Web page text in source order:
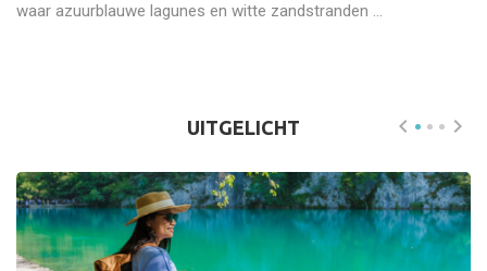
waar azuurblauwe lagunes en witte zandstranden ...
UITGELICHT